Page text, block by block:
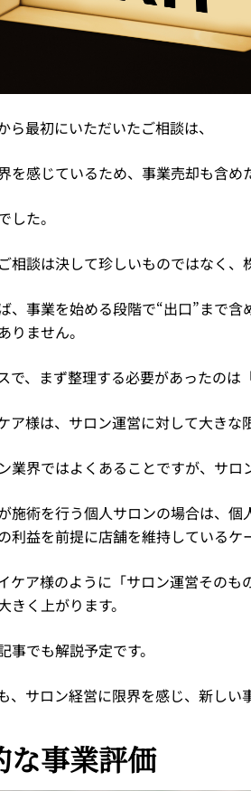
ら最初にいただいたご相談は、
を感じているため、事業売却も含
した。
相談は決して珍しいものではなく
、事業を始める段階で“出口”まで
りません。
で、まず整理する必要があったの
ア様は、サロン運営に対して大きな
業界ではよくあることですが、サ
施術を行う個人サロンの場合は、
利益を前提に店舗を維持しているケ
ケア様のように「サロン運営その
きく上がります。
でも解説予定です。
、サロン経営に限界を感じ、新し
な事業評価